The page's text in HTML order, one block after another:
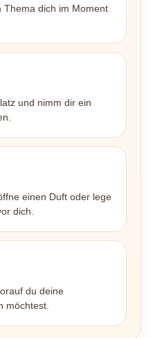
Thema dich im Moment
und nimm dir ein
einen Duft oder lege
dich.
du deine
möchtest.